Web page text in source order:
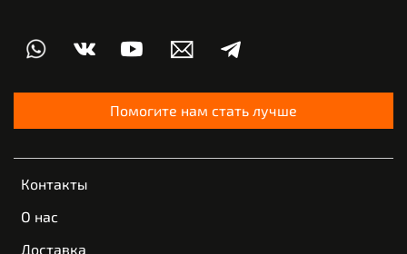
Контакты
О нас
Доставка
Помогите нам стать лучше